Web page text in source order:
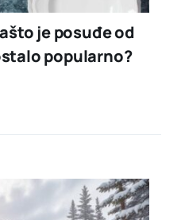
je posuđe od
popularno?